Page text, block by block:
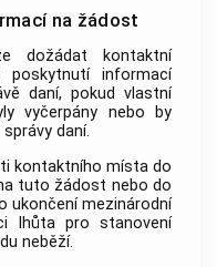
na žádost
dožádat
kontaktní
informací
daní, pokud vlastní
vyčerpány nebo by
daní.
kontaktního místado
tuto žádost nebo do
ukončení mezinárodní
lhůta pro stanovení
neběží.